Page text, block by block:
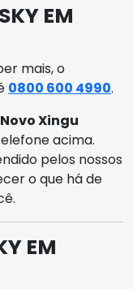
EM
mais, o
0800 600 4990.
Xingu
acima.
pelos nossos
o que há de
EM